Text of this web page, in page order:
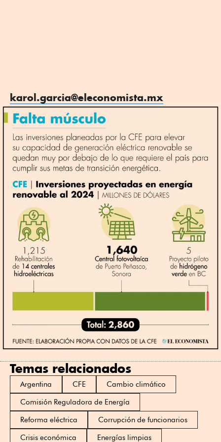
karol.garcia@eleconomista.mx
Temas relacionados
Argentina CFE
Cambio climático
Comisión Reguladora de Energía
Reforma eléctrica
Corrupción de funcionarios
Crisis económica
Energías limpias